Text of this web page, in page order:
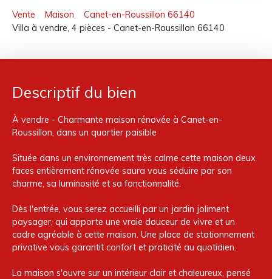
Vente Maison
Canet-en-Roussillon 66140
Villa à vendre, 4 pièces - Canet-en-Roussillon 66140
Descriptif du bien
À vendre - Charmante maison rénovée à Canet-en-
Roussillon, dans un quartier paisible
Située dans un environnement très calme cette maison deux
faces entièrement rénovée saura vous séduire par son
charme, sa luminosité et sa fonctionnalité.
Dès l'entrée, vous serez accueilli par un jardin joliment
paysager, qui apporte une vraie douceur de vivre et un
cadre agréable à cette maison. Une place de stationnement
privative vous garantit confort et praticité au quotidien.
La maison s'ouvre sur un intérieur clair et chaleureux, pensé